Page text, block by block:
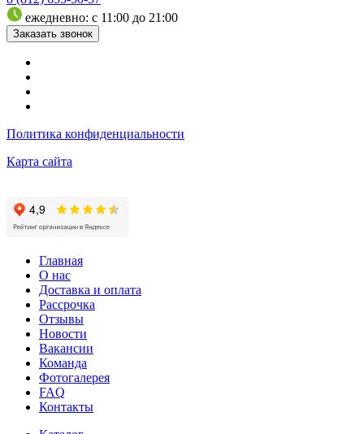
ежедневно: с 11:00 до 21:00
Заказать звонок
Политика конфиденциальности
Карта сайта
Главная
О нас
Доставка и оплата
Рассрочка
Отзывы
Новости
Вакансии
Команда
Фотогалерея
FAQ
Контакты